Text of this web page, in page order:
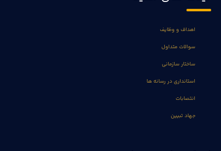
اهداف و وظایف
سوالات متداول
ساختار سازمانی
استانداری در رسانه ها
انتصابات
جهاد تبیین